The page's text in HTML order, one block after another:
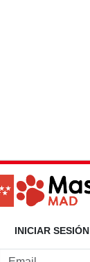
INICIAR SESIÓN